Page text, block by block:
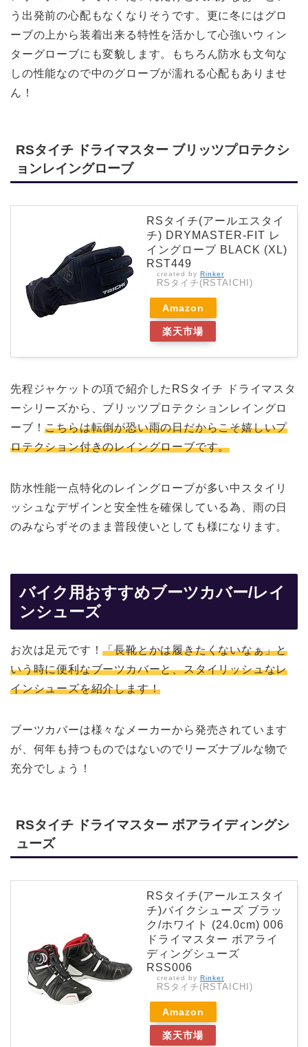
う出発前の心配もなくなりそうです。更に冬にはグロ
ーブの上から装着出来る特性を活かして心強いウィン
ターグローブにも変貌します。もちろん防水も文句な
しの性能なので中のグローブが濡れる心配もありませ
ん！
RSタイチ ドライマスター ブリッツプロテクシ
ョンレイングローブ
RSタイチ(アールエスタイ
チ) DRYMASTER-FIT レ
イングローブ BLACK (XL)
RST449
created by Rinker
RSタイチ(RSTAICHI)
Amazon
楽天市場
先程ジャケットの項で紹介したRSタイチ ドライマスタ
ーシリーズから、ブリッツプロテクションレイングロ
ーブ！こちらは転倒が恐い雨の日だからこそ嬉しいプ
ロテクション付きのレイングローブです。
防水性能一点特化のレイングローブが多い中スタイリ
ッシュなデザインと安全性を確保している為、雨の日
のみならずそのまま普段使いとしても様になります。
バイク用おすすめブーツカバー/レイ
ンシューズ
お次は足元です！「長靴とかは履きたくないなぁ」と
いう時に便利なブーツカバーと、スタイリッシュなレ
インシューズを紹介します！
ブーツカバーは様々なメーカーから発売されています
が、何年も持つものではないのでリーズナブルな物で
充分でしょう！
RSタイチ ドライマスター ボアライディングシ
ューズ
RSタイチ(アールエスタイ
チ)バイクシューズ ブラッ
ク/ホワイト (24.0cm) 006
ドライマスター ボアライ
ディングシューズ
RSS006
created by Rinker
RSタイチ(RSTAICHI)
Amazon
楽天市場